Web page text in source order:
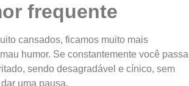
frequente
cansados, ficamos muito mais
humor. Se constantemente você passa
sendo desagradável e cínico, sem
uma pausa.